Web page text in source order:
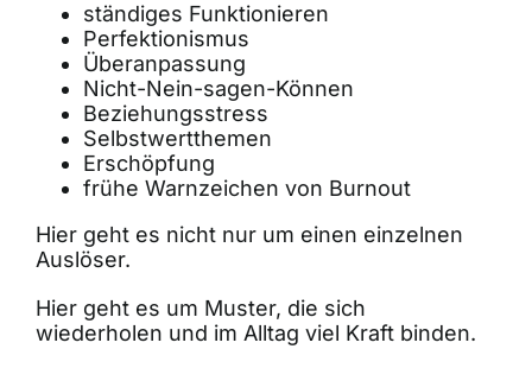
ständiges Funktionieren
Perfektionismus
Überanpassung
Nicht-Nein-sagen-Können
Beziehungsstress
Selbstwertthemen
Erschöpfung
frühe Warnzeichen von Burnout
Hier geht es nicht nur um einen einzelnen
Auslöser.
Hier geht es um Muster, die sich
wiederholen und im Alltag viel Kraft binden.